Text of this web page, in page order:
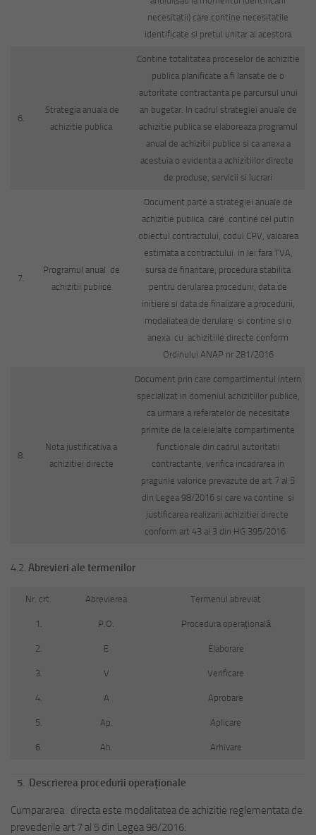
necesitatii) care contine necesitatile
identificate si pretul unitar al acestora
6.
Strategia anuala de
achizitie publica
Contine totalitatea proceselor de achizitie
publica planificate a fi lansate de o
autoritate contractanta pe parcursul unui
an bugetar. In cadrul strategiei anuale de
achizitie publica se elaboreaza programul
anual de achizitii publice si ca anexa a
acestuia o evidenta a achizitiilor directe
de produse, servicii si lucrari
7.
Programul anual de
achizitii publice
Document parte a strategiei anuale de
achizitie publica care contine cel putin
obiectul contractului, codul CPV, valoarea
estimata a contractului in lei fara TVA,
sursa de finantare, procedura stabilita
pentru derularea procedurii, data de
initiere si data de finalizare a procedurii,
modaliatea de derulare si contine si o
anexa cu achizitiile directe conform
Ordinului ANAP nr 281/2016
8.
Nota justificativa a
achizitiei directe
Document prin care compartimentul intern
specializat in domeniul achizitiilor publice,
ca urmare a referatelor de necesitate
primite de la celelelalte compartimente
functionale din cadrul autoritatii
contractante, verifica incadrarea in
pragurile valorice prevazute de art 7 al 5
din Legea 98/2016 si care va contine si
justificarea realizarii achizitiei directe
conform art 43 al 3 din HG 395/2016
4.2. Abrevieri ale termenilor
Nr. crt. Abrevierea Termenul abreviat
1. P.O. Procedura operațională
2. E Elaborare
3. V Verificare
4. A Aprobare
5. Ap. Aplicare
6. Ah. Arhivare
5. Descrierea procedurii operaționale
Cumpararea directa este modalitatea de achizitie reglementata de
prevederile art 7 al 5 din Legea 98/2016: